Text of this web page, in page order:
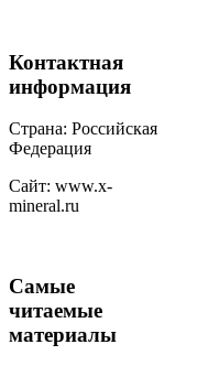
Контактная
информация
Страна: Российская
Федерация
Сайт: www.x-
mineral.ru
Самые
читаемые
материалы